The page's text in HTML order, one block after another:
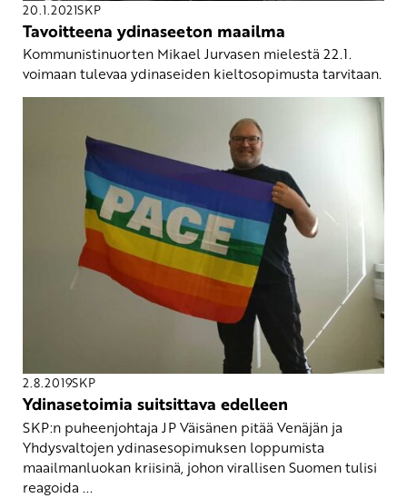
20.1.2021SKP
Tavoitteena ydinaseeton maailma
Kommunistinuorten Mikael Jurvasen mielestä 22.1.
voimaan tulevaa ydinaseiden kieltosopimusta tarvitaan.
2.8.2019SKP
Ydinasetoimia suitsittava edelleen
SKP:n puheenjohtaja JP Väisänen pitää Venäjän ja
Yhdysvaltojen ydinasesopimuksen loppumista
maailmanluokan kriisinä, johon virallisen Suomen tulisi
reagoida ...